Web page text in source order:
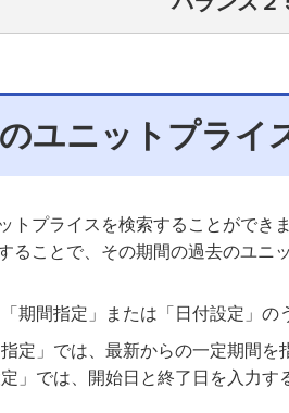
ユニットプライ
トプライスを検索することができま
ることで、その期間の過去のユニ
期間指定」または「日付設定」の
指定」では、最新からの一定期間を
定」では、開始日と終了日を入力